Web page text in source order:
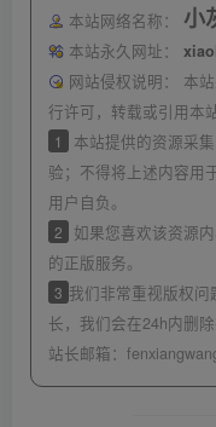
本站网络名称： 小
本站永久网址：
网站侵权说明：
本
行许可，转载或引用本
1
本站提供的资源采
验；不得将上述内容用
用户自负。
2
如果您喜欢该资源
的正版服务。
3 我们非常重视版权
长，我们会在24h内删除
站长邮箱：